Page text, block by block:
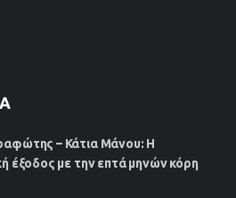
– Κάτια Μάνου: Η
έξοδος με την επτά μηνών κόρη